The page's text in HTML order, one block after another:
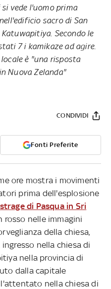
vede l'uomo prima
sacro di San
Secondo le
7 i kamikaze ad agire.
è "una risposta
Nuova Zelanda"
Fonti Preferite
CONDIVIDI
ore mostra i movimenti
prima dell'esplosione
di Pasqua in Sri
rosso nelle immagini
della chiesa,
nella chiesa di
nella provincia di
dalla capitale
nella chiesa di